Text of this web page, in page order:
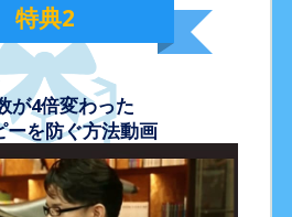
特典2
が4倍変わった
ーを防ぐ方法動画